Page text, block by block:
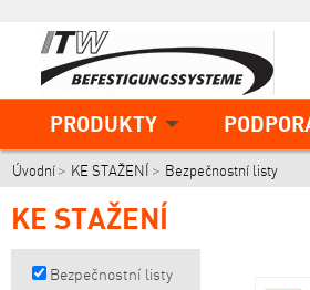
PRODUKTY
Úvodní KE STAŽENÍ Bezpečnostní listy
KE STAŽENÍ
Bezpečnostní listy